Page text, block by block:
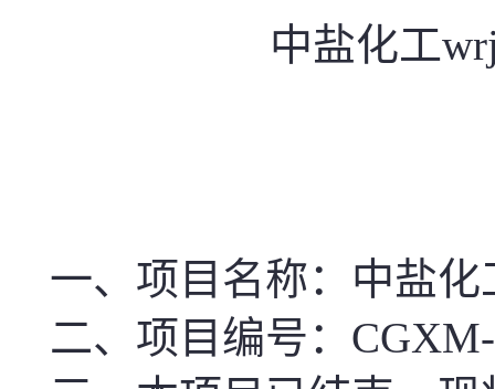
中盐化工
一、项目名称：中盐
二、项目编号：